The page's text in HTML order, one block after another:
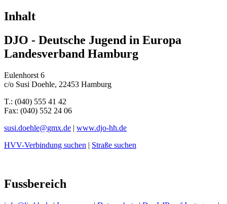
Inhalt
DJO - Deutsche Jugend in Europa
Landesverband Hamburg
Eulenhorst 6
c/o Susi Doehle, 22453 Hamburg
T.: (040) 555 41 42
Fax: (040) 552 24 06
susi.doehle@gmx.de | www.djo-hh.de
HVV-Verbindung suchen | Straße suchen
Fussbereich